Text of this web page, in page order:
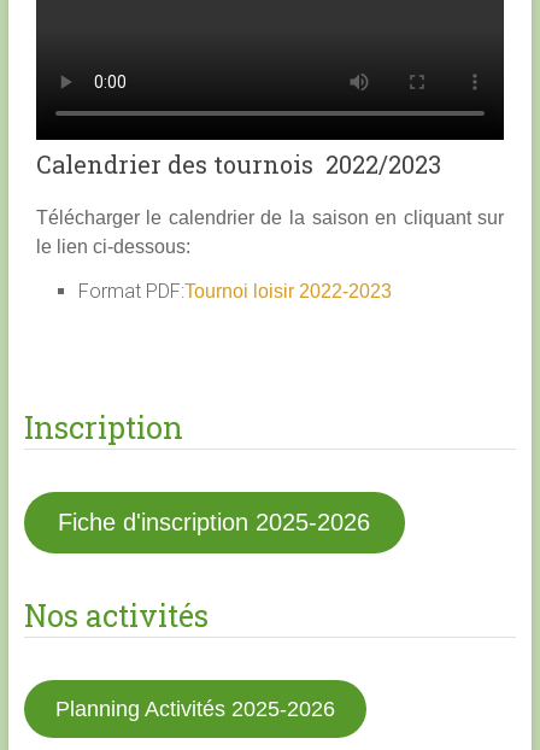
Calendrier des tournois 2022/2023
Télécharger le calendrier de la saison en cliquant sur
le lien ci-dessous:
Format PDF:Tournoi loisir 2022-2023
Inscription
Fiche d'inscription 2025-2026
Nos activités
Planning Activités 2025-2026